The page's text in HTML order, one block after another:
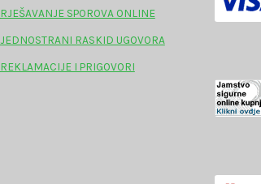
RJEŠAVANJE SPOROVA ONLINE
JEDNOSTRANI RASKID UGOVORA
REKLAMACIJE I PRIGOVORI